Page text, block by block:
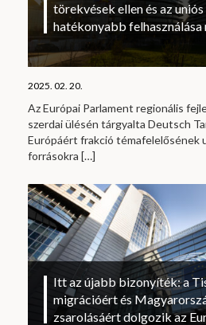
törekvések ellen és az
hatékonyabb
2025. 02. 20.
Az Európai Parlament regionális
szerdai ülésén tárgyalta Deutsch
Európáért frakció témafelelősének
forrásokra […]
Itt az újabb bizonyíték: a
migrációért és
zsarolásáért dolgozik az